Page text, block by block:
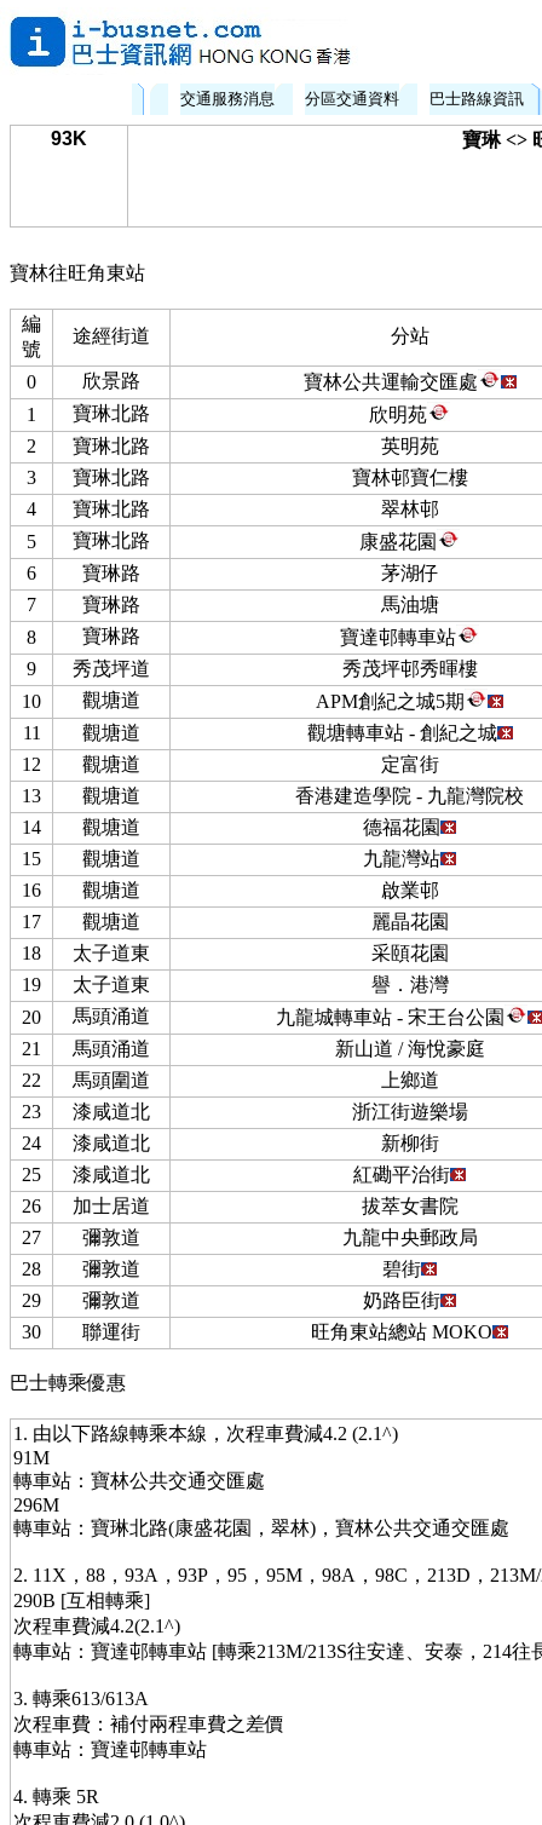
交通服務消息 分區交通資料 巴士路線資訊
93K 寶琳 <>
寶林往旺角東站
編
號
途經街道 分站
0 欣景路
寶林公共運輸交匯處
1
寶琳北路
欣明苑
2
寶琳北路
英明苑
3
寶琳北路
寶林邨寶仁樓
4
寶琳北路
翠林邨
5
寶琳北路
康盛花園
6
寶琳路
茅湖仔
7
寶琳路
馬油塘
8
寶琳路
寶達邨轉車站
9
秀茂坪道
秀茂坪邨秀暉樓
10
觀塘道
APM創紀之城5期
11
觀塘道
觀塘轉車站 - 創紀之城
12
觀塘道
定富街
13
觀塘道
香港建造學院 - 九龍灣院校
14
觀塘道
德福花園
15
觀塘道
九龍灣站
16
觀塘道
啟業邨
17
觀塘道
麗晶花園
18
太子道東
采頤花園
19
太子道東
譽．港灣
20
馬頭涌道
九龍城轉車站 - 宋王台公園
21
馬頭涌道
新山道 / 海悅豪庭
22
馬頭圍道
上鄉道
23
漆咸道北
浙江街遊樂場
24
漆咸道北
新柳街
25
漆咸道北
紅磡平治街
26
加士居道
拔萃女書院
27
彌敦道
九龍中央郵政局
28
彌敦道
碧街
29
彌敦道
奶路臣街
30
聯運街 旺角東站總站 MOKO
巴士轉乘優惠
1. 由以下路線轉乘本線，次程車費減4.2 (2.1^)
91M
轉車站：寶林公共交通交匯處
296M
轉車站：寶琳北路(康盛花園，翠林)，寶林公共交通交匯處
2. 11X，88，93A，93P，95，95M，98A，98C，213D，
290B [互相轉乘]
次程車費減4.2(2.1^)
轉車站：寶達邨轉車站 [轉乘213M/213S往安達、安泰，214
3. 轉乘613/613A
次程車費：補付兩程車費之差價
轉車站：寶達邨轉車站
4. 轉乘 5R